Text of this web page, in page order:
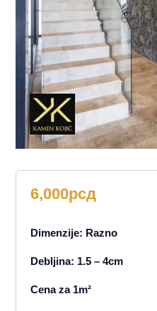
6,000рсд
Dimenzije: Razno
Debljina: 1.5 – 4cm
Cena za 1m²